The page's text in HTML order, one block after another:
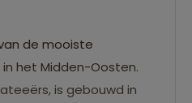
de mooiste
het Midden-Oosten.
is gebouwd in